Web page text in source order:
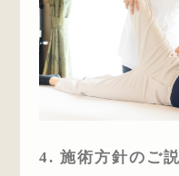
4. 施術方針のご